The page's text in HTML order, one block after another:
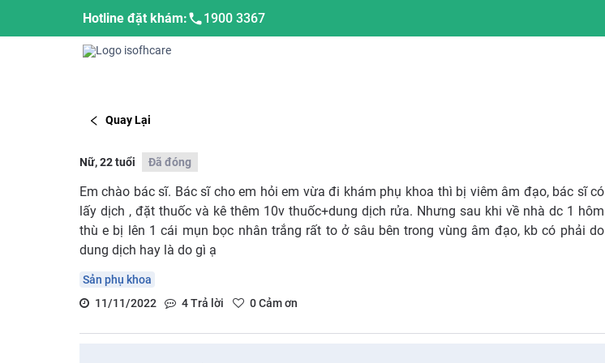
Hotline đặt khám: 1900 3367
Quay Lại
Nữ, 22 tuổi Đã đóng
Em chào bác sĩ. Bác sĩ cho em hỏi em vừa đi khám phụ khoa thì bị viêm âm đạo, bác sĩ có
lấy dịch , đặt thuốc và kê thêm 10v thuốc+dung dịch rửa. Nhưng sau khi về nhà dc 1 hôm
thù e bị lên 1 cái mụn bọc nhân trắng rất to ở sâu bên trong vùng âm đạo, kb có phải do
dung dịch hay là do gì ạ
Sản phụ khoa
11/11/2022
4Trả lời 0Cảm ơn